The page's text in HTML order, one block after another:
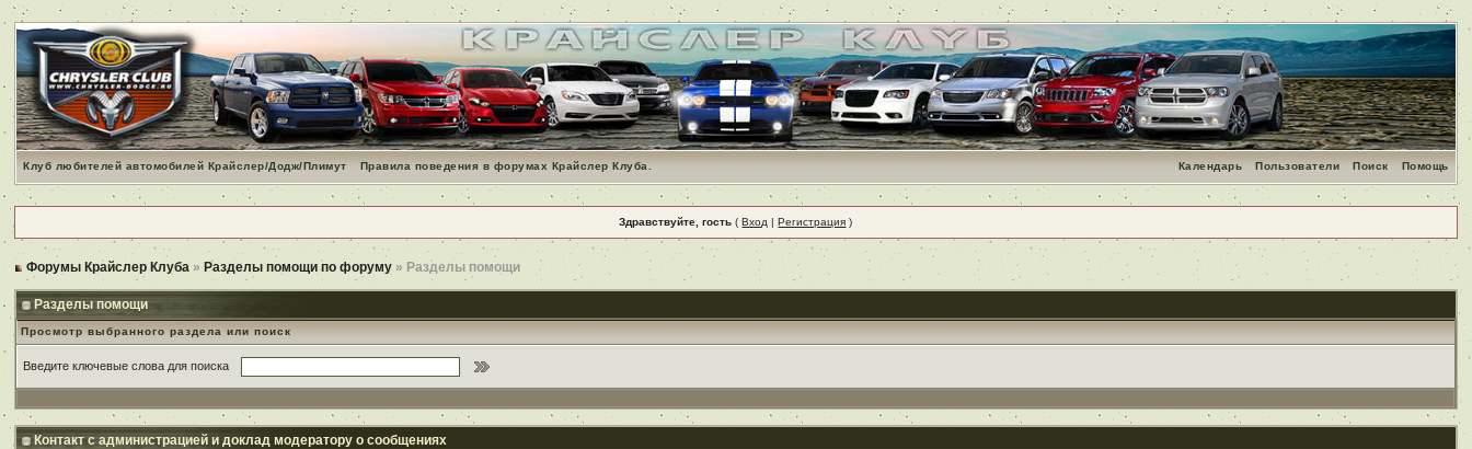
Клуб любителей автомобилей Крайслер/Додж/Плимут Правила поведения в форумах Крайслер Клуба. Помощь
Поиск
Пользователи
Календарь
Здравствуйте, гость (Вход |Регистрация )
Форумы Крайслер Клуба »Разделы помощи по форуму » Разделы помощи
Разделы помощи
Просмотр выбранного раздела или поиск
Введите ключевые слова для поиска
Контакт с администрацией и доклад модератору о сообщениях